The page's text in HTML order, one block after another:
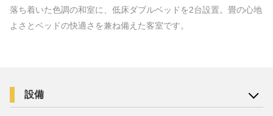
落ち着いた色調の和室に、低床ダブルベッドを2台設置。畳の心地
よさとベッドの快適さを兼ね備えた客室です。
設備